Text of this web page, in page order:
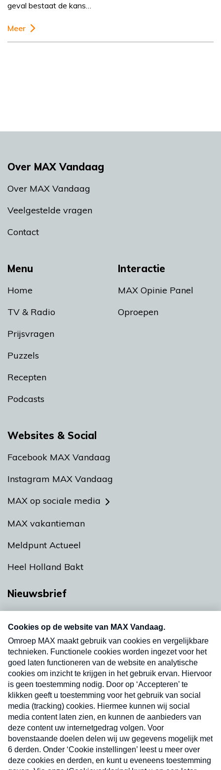
geval bestaat de kans…
Meer
Menu
Home
TV & Radio
Prijsvragen
Puzzels
Recepten
Podcasts
Interactie
MAX Opinie Panel
Oproepen
Over MAX Vandaag
Over MAX Vandaag
Veelgestelde vragen
Contact
Websites & Social
Facebook MAX Vandaag
Instagram MAX Vandaag
MAX op sociale media
MAX vakantieman
Meldpunt Actueel
Heel Holland Bakt
Nieuwsbrief
nieuwsbrief. Elke vrijdag- en dinsdagochtend in
uw mailbox.
Verzend
Nieuwsbrief